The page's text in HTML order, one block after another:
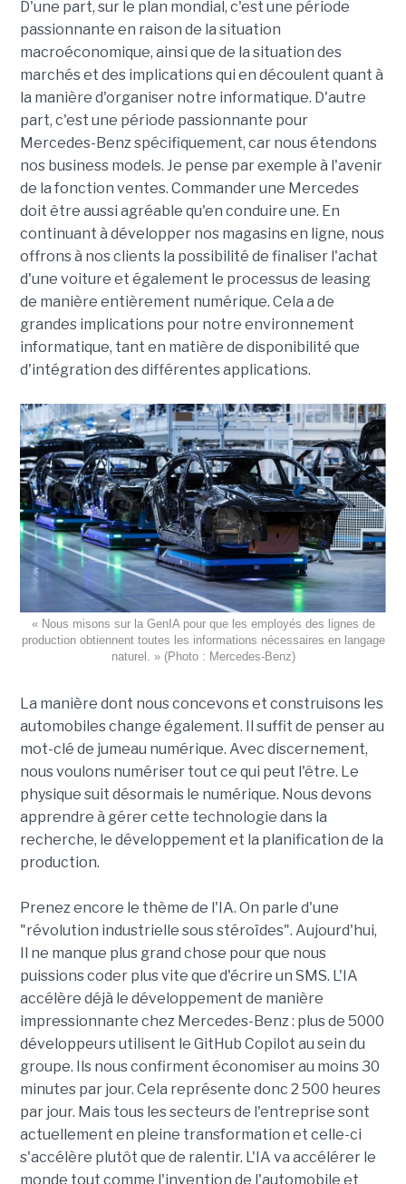
D'une part, sur le plan mondial, c'est une période
passionnante en raison de la situation
macroéconomique, ainsi que de la situation des
marchés et des implications qui en découlent quant à
la manière d'organiser notre informatique. D'autre
part, c'est une période passionnante pour
Mercedes-Benz spécifiquement, car nous étendons
nos business models. Je pense par exemple à l'avenir
de la fonction ventes. Commander une Mercedes
doit être aussi agréable qu'en conduire une. En
continuant à développer nos magasins en ligne, nous
offrons à nos clients la possibilité de finaliser l'achat
d'une voiture et également le processus de leasing
de manière entièrement numérique. Cela a de
grandes implications pour notre environnement
informatique, tant en matière de disponibilité que
d'intégration des différentes applications.
« Nous misons sur la GenIA pour que les employés des lignes de
production obtiennent toutes les informations nécessaires en langage
naturel. » (Photo : Mercedes-Benz)
La manière dont nous concevons et construisons les
automobiles change également. Il suffit de penser au
mot-clé de jumeau numérique. Avec discernement,
nous voulons numériser tout ce qui peut l'être. Le
physique suit désormais le numérique. Nous devons
apprendre à gérer cette technologie dans la
recherche, le développement et la planification de la
production.
Prenez encore le thème de l'IA. On parle d'une
"révolution industrielle sous stéroïdes". Aujourd'hui,
Il ne manque plus grand chose pour que nous
puissions coder plus vite que d'écrire un SMS. L'IA
accélère déjà le développement de manière
impressionnante chez Mercedes-Benz : plus de 5000
développeurs utilisent le GitHub Copilot au sein du
groupe. Ils nous confirment économiser au moins 30
minutes par jour. Cela représente donc 2 500 heures
par jour. Mais tous les secteurs de l'entreprise sont
actuellement en pleine transformation et celle-ci
s'accélère plutôt que de ralentir. L'IA va accélérer le
monde tout comme l'invention de l'automobile et